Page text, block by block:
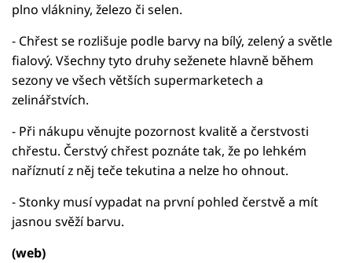
plno vlákniny, železo či selen.
- Chřest se rozlišuje podle barvy na bílý, zelený a světle
fialový. Všechny tyto druhy seženete hlavně během
sezony ve všech větších supermarketech a
zelinářstvích.
- Při nákupu věnujte pozornost kvalitě a čerstvosti
chřestu. Čerstvý chřest poznáte tak, že po lehkém
naříznutí z něj teče tekutina a nelze ho ohnout.
- Stonky musí vypadat na první pohled čerstvě a mít
jasnou svěží barvu.
(web)